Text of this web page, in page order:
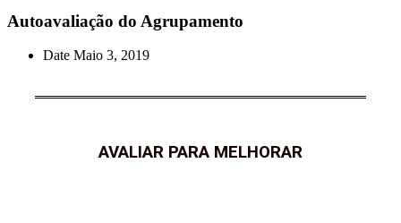
Autoavaliação do Agrupamento
Date Maio 3, 2019
AVALIAR PARA MELHORAR